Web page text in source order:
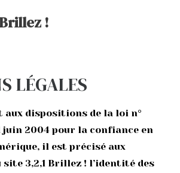
!
LÉGALES
aux dispositions de la loi n°
juin 2004 pour la confiance en
il est précisé aux
3,2,1 Brillez ! l’identité des